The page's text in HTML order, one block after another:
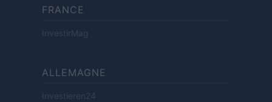
FRANCE
InvestirMag
ALLEMAGNE
Investieren24